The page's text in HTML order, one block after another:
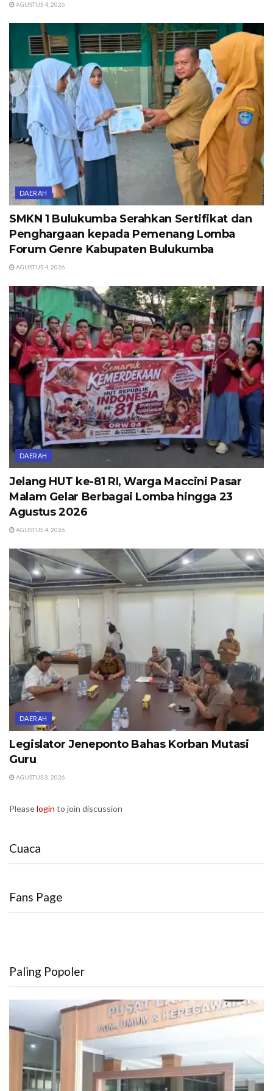
AGUSTUS 4, 2026
DAERAH
SMKN 1 Bulukumba Serahkan Sertifikat dan
Penghargaan kepada Pemenang Lomba
Forum Genre Kabupaten Bulukumba
AGUSTUS 4, 2026
DAERAH
Jelang HUT ke-81 RI, Warga Maccini Pasar
Malam Gelar Berbagai Lomba hingga 23
Agustus 2026
AGUSTUS 4, 2026
DAERAH
Legislator Jeneponto Bahas Korban Mutasi
Guru
AGUSTUS 3, 2026
Pleaselogin to join discussion
Cuaca
Fans Page
Paling Popoler